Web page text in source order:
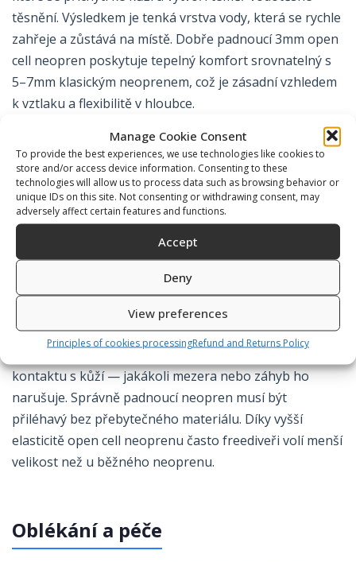
Manage Cookie Consent
To provide the best experiences, we use technologies like cookies to
store and/or access device information. Consenting to these
technologies will allow us to process data such as browsing behavior or
unique IDs on this site. Not consenting or withdrawing consent, may
adversely affect certain features and functions.
Accept
Deny
View preferences
Principles of cookies processingRefund and Returns Policy
těsnění. Výsledkem je tenká vrstva vody, která se rychle
zahřeje a zůstává na místě. Dobře padnoucí 3mm open
cell neopren poskytuje tepelný komfort srovnatelný s
5–7mm klasickým neoprenem, což je zásadní vzhledem
k vztlaku a flexibilitě v hloubce.
Konstrukce a střih
Open cell neopreny jsou obvykledvoudílné
kapucí a kalhoty s vysokým pasem — což umožňuje
překrytí v oblasti trupu, kde je tepelná ochrana
nejdůležitější. Kapuce je součástí bundy, což eliminuje
únik vody kolem krku. Švy jsou lepené a slepě šité, aby
nevznikaly průniky vody.
Střih je nejdůležitější faktor. Těsnění funguje jen při
kontaktu s kůží — jakákoli mezera nebo záhyb ho
narušuje. Správně padnoucí neopren musí být
přiléhavý bez přebytečného materiálu. Díky vyšší
elasticitě open cell neoprenu často freediveři volí menší
velikost než u běžného neoprenu.
Oblékání a péče